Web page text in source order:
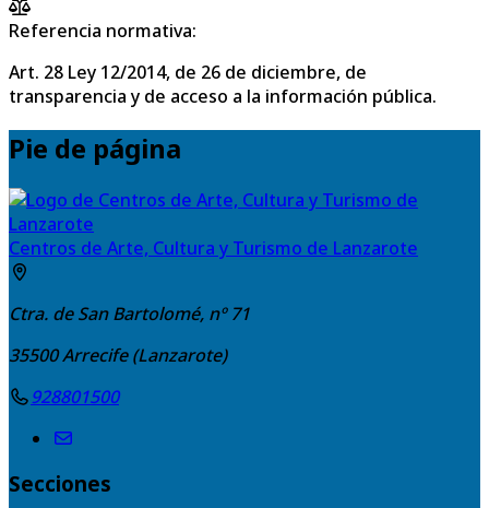
Referencia normativa:
Art. 28 Ley 12/2014, de 26 de diciembre, de
transparencia y de acceso a la información pública.
Pie de página
Centros de Arte, Cultura y Turismo de Lanzarote
Ctra. de San Bartolomé, nº 71
35500Arrecife (Lanzarote)
928801500
Secciones